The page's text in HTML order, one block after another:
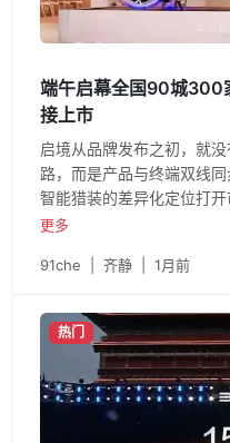
端午启幕全国90城300
接上市
启境从品牌发布之初，就
路，而是产品与终端双线
智能猎装的差异化定位打
出行的 “天生玩家” 对颜值
热闹”，而是能实实在在摸
是 “原生融合” 路线，不是
单向输出：一边依托广汽
供应链整合能力，筑牢产
乾崑全栈智能汽车技术，
更多
91che 齐静 1月前
热门